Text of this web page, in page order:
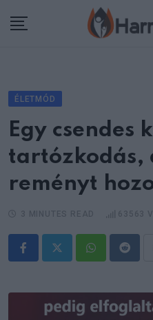
ÉLETMÓD
Egy csendes
tartózkodás,
reményt
Whatsapp